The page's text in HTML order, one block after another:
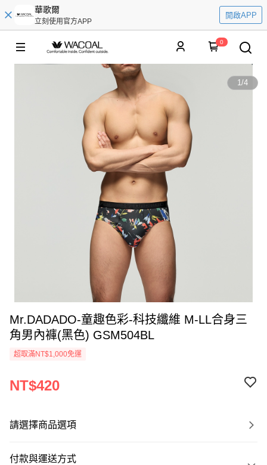
華歌爾
立刻使用官方APP
開啟APP
0
1/4
Mr.DADADO-童趣色彩-科技纖維 M-LL合身三
角男內褲(黑色) GSM504BL
超取滿NT$1,000免運
NT$420
請選擇商品選項
付款與運送方式